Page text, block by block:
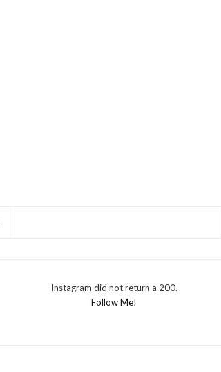
Instagram did not return a 200.
Follow Me!